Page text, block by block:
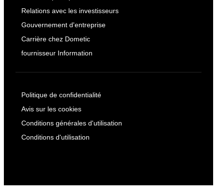
Relations avec les investisseurs
Gouvernement d'entreprise
Carrière chez Dometic
fournisseur Information
Politique de confidentialité
Avis sur les cookies
Conditions générales d'utilisation
Conditions d'utilisation